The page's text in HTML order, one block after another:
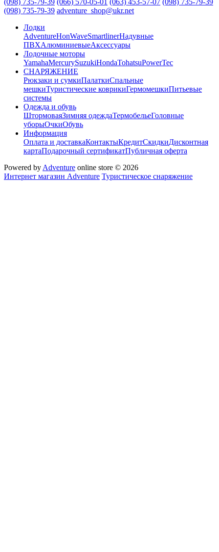
(098) 735-79-39 (066) 570-05-01 (063) 453-57-07 (098) 735-79-39
(098) 735-79-39 adventure_shop@ukr.net
Лодки
AdventureHonWaveSmartlinerНадувные
ПВХАлюминиевыеАксессуары
Лодочные моторы
YamahaMercurySuzukiHondaTohatsuPowerTec
СНАРЯЖЕНИЕ
Рюкзаки и сумкиПалаткиСпальные
мешкиТуристические коврикиГермомешкиПитьевые
системы
Одежда и обувь
ШтормоваяЗимняя одеждаТермобельеГоловные
уборыОчкиОбувь
Информация
Оплата и доставкаКонтактыКредитСкидкиДисконтная
картаПодарочный сертификатПубличная оферта
Powered by Adventure online store © 2026
Интернет магазин Adventure Туристическое снаряжение